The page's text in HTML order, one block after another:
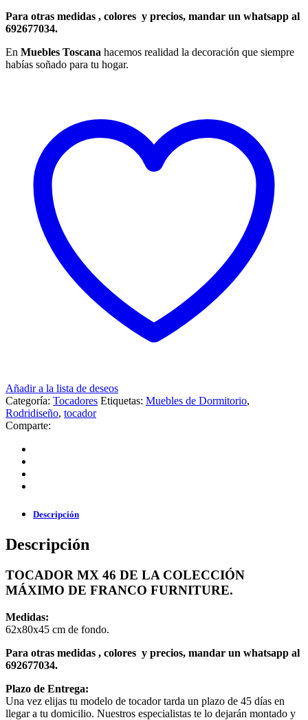
Para otras medidas , colores y precios, mandar un whatsapp al
692677034.
En Muebles Toscana hacemos realidad la decoración que siempre
habías soñado para tu hogar.
Añadir a la lista de deseos
Categoría: Tocadores Etiquetas: Muebles de Dormitorio,
Rodridiseño, tocador
Comparte:
Descripción
Descripción
TOCADOR MX 46 DE LA COLECCIÓN
MÁXIMO DE FRANCO FURNITURE.
Medidas:
62x80x45 cm de fondo.
Para otras medidas , colores y precios, mandar un whatsapp al
692677034.
Plazo de Entrega:
Una vez elijas tu modelo de tocador tarda un plazo de 45 días en
llegar a tu domicilio. Nuestros especialistas te lo dejarán montado y